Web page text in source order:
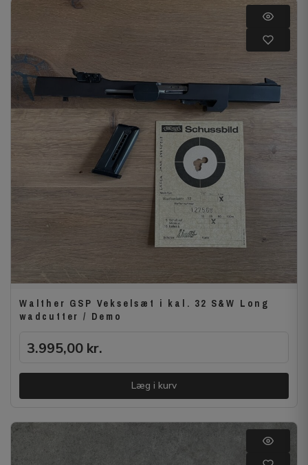
Walther GSP Vekselsæt i kal. 32 S&W Long
wadcutter / Demo
3.995,00 kr.
Læg i kurv